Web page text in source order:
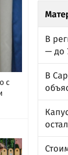
с
В
— до
В